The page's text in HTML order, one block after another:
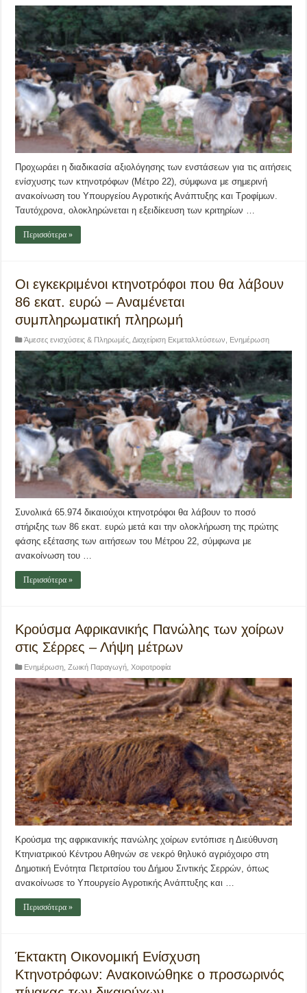
Προχωράει η διαδικασία αξιολόγησης των ενστάσεων για τις αιτήσεις
ενίσχυσης των κτηνοτρόφων (Μέτρο 22), σύμφωνα με σημερινή
ανακοίνωση του Υπουργείου Αγροτικής Ανάπτυξης και Τροφίμων.
Ταυτόχρονα, ολοκληρώνεται η εξειδίκευση των κριτηρίων …
Περισσότερα »
Οι εγκεκριμένοι κτηνοτρόφοι που θα λάβουν
86 εκατ. ευρώ – Αναμένεται
συμπληρωματική πληρωμή
Άμεσες ενισχύσεις & Πληρωμές ,Διαχείριση Εκμεταλλεύσεων Ενημέρωση
Συνολικά 65.974 δικαιούχοι κτηνοτρόφοι θα λάβουν το ποσό
στήριξης των 86 εκατ. ευρώ μετά και την ολοκλήρωση της πρώτης
φάσης εξέτασης των αιτήσεων του Μέτρου 22, σύμφωνα με
ανακοίνωση του …
Περισσότερα »
Κρούσμα Αφρικανικής Πανώλης των χοίρων
στις Σέρρες – Λήψη μέτρων
Ενημέρωση ,Ζωική Παραγωγή ,Χοιροτροφία
Κρούσμα της αφρικανικής πανώλης χοίρων εντόπισε η Διεύθυνση
Κτηνιατρικού Κέντρου Αθηνών σε νεκρό θηλυκό αγριόχοιρο στη
Δημοτική Ενότητα Πετριτσίου του Δήμου Σιντικής Σερρών, όπως
ανακοίνωσε το Υπουργείο Αγροτικής Ανάπτυξης και …
Περισσότερα »
Έκτακτη Οικονομική Ενίσχυση
Κτηνοτρόφων: Ανακοινώθηκε ο προσωρινός